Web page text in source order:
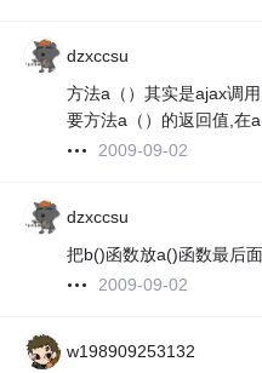
dzxccsu
方法a（）其实是ajax调
要方法a（）的返回值,在
2009-09-02
dzxccsu
把b()函数放a()函数最后
2009-09-02
w198909253132